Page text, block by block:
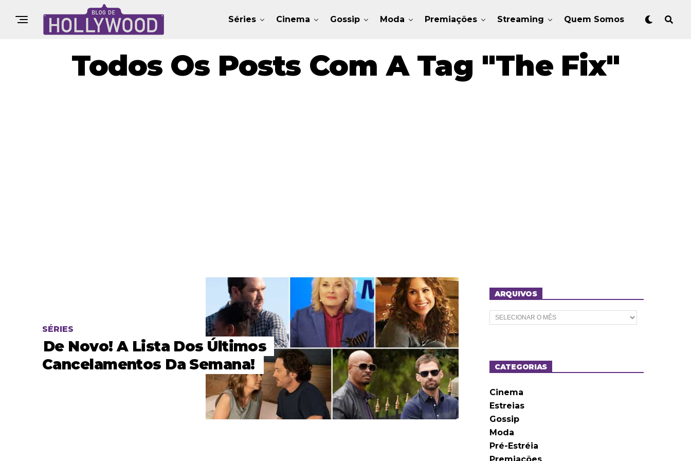
Séries Cinema Gossip Moda Premiações Streaming Quem Somos
Todos Os Posts Com A Tag "The Fix"
SÉRIES
De Novo! A Lista Dos Últimos
Cancelamentos Da Semana!
ARQUIVOS
A
r
o
sCATEGORIAS
Cinema
Estreias
Gossip
Moda
Pré-Estréia